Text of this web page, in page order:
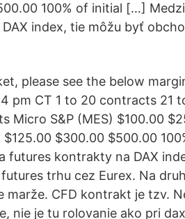
100% of initial […]
index, tie môžu byť
please see the below
pm CT 1 to 20 contracts 21
Micro S&P (MES) $100.00
$300.00 $500.00
futures kontrakty na DAX
trhu cez Eurex. Na
marže. CFD kontrakt je tzv.
nie je tu rolovanie ako pri